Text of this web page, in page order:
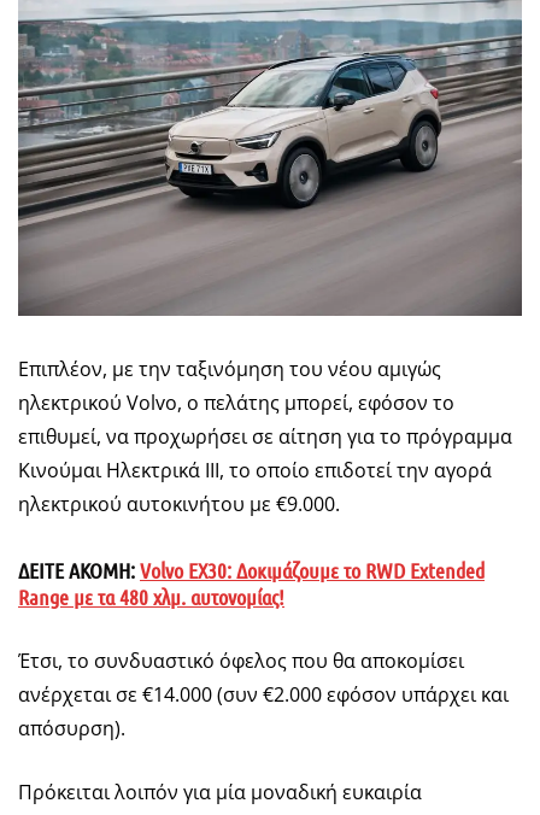
Επιπλέον, με την ταξινόμηση του νέου αμιγώς
ηλεκτρικού Volvo, ο πελάτης μπορεί, εφόσον το
επιθυμεί, να προχωρήσει σε αίτηση για το πρόγραμμα
Κινούμαι Ηλεκτρικά ΙΙΙ, το οποίο επιδοτεί την αγορά
ηλεκτρικού αυτοκινήτου με €9.000.
ΔΕΙΤΕ ΑΚΟΜΗ:Volvo EX30: Δοκιμάζουμε το RWD Extended
Range με τα 480 χλμ. αυτονομίας!
Έτσι, το συνδυαστικό όφελος που θα αποκομίσει
ανέρχεται σε €14.000 (συν €2.000 εφόσον υπάρχει και
απόσυρση).
Πρόκειται λοιπόν για μία μοναδική ευκαιρία